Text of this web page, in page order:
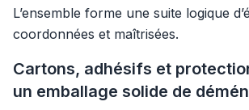
L’ensemble forme une suite logique
coordonnées et maîtrisées.
Cartons, adhésifs et
un emballage solide de